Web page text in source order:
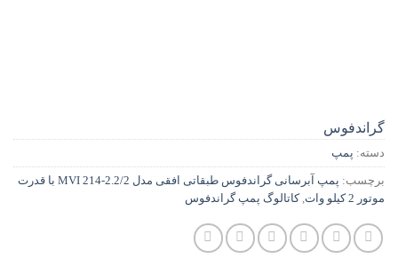
گراندفوس
دسته: پمپ
برچسب:
پمپ آبرسانی گراندفوس طبقاتی افقی مدل MVI 214-2.2/2 با قدرت
موتور 2 کیلو وات
, کاتالوگ پمپ گراندفوس